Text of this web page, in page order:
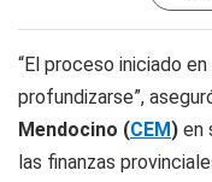
“El proceso iniciado
profundizarse”,
Mendocino (CEM) en
las finanzas